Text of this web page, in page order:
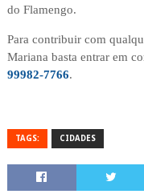
do Flamengo.
Para contribuir com
Mariana basta entrar em
99982-7766.
TAGS: CIDADES